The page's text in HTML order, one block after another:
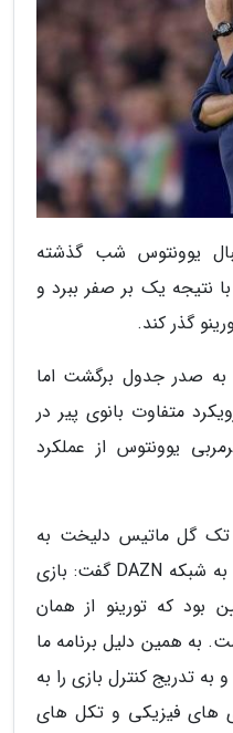
یوونتوس شب گذشته
نتیجه یک بر صفر ببرد و
گذر کند.
به صدر جدول برگشت اما
متفاوت بانوی پیر در
یوونتوس از عملکرد
تک گل ماتیس دلیخت به
سود یوونتوس به سرانجام رسید به شبکه DAZN گفت: بازی
بود که تورینو از همان
به همین دلیل برنامه ما
و به تدریج کنترل بازی را به
های فیزیکی و تکل های